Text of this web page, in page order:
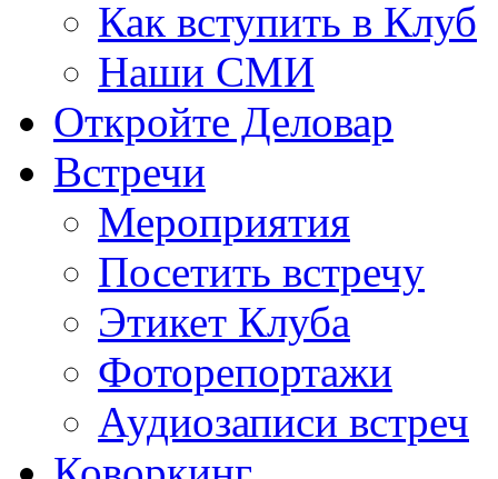
Как вступить в Клуб
Наши СМИ
Откройте Деловар
Встречи
Мероприятия
Посетить встречу
Этикет Клуба
Фоторепортажи
Аудиозаписи встреч